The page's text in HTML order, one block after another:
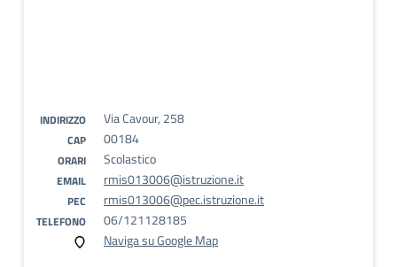
INDIRIZZO Via Cavour, 258
CAP 00184
ORARI Scolastico
EMAIL rmis013006@istruzione.it
PEC rmis013006@pec.istruzione.it
TELEFONO
06/121128185
Naviga su Google Map